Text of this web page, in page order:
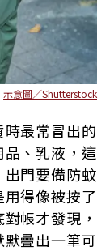
示意圖／Shutterstock
時最常冒出的
、乳液，這
門要備防蚊
得像被按了
帳才發現，
疊出一筆可